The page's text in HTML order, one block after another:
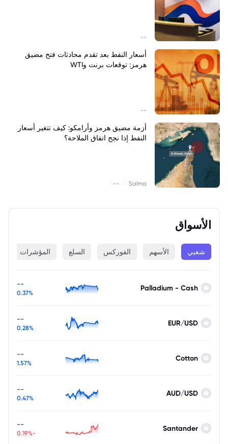
--
أسعار النفط بعد تقدم محادثات فتح مضيق
هرمز: توقعات برنت وWTI
--
أزمة مضيق هرمز وأرامكو: كيف تتغير أسعار
النفط إذا نجح اتفاق الملاحة؟
Salma
--
الأسواق
شعبي الأسهم الفوركس السلع المؤشرات
Palladium - Cash
--
0.37%
EUR/USD
--
0.28%
Cotton
--
1.57%
AUD/USD
--
0.47%
Santander
--
-0.19%